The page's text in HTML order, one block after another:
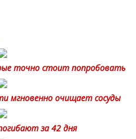
точно стоит попробовать
мгновенно очищает сосуды
за 42 дня